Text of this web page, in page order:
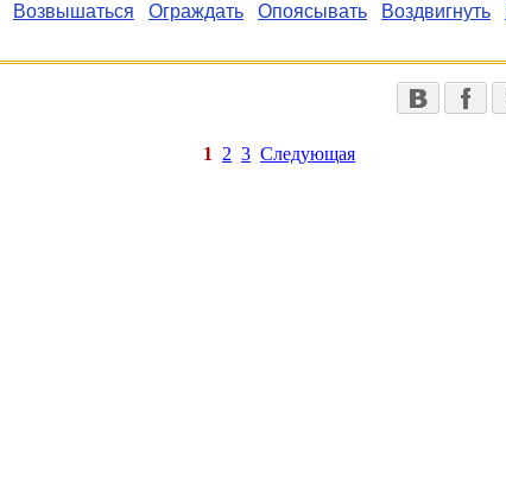
Возвышаться Ограждать Опоясывать Воздвигнуть
1 2 3 Следующая